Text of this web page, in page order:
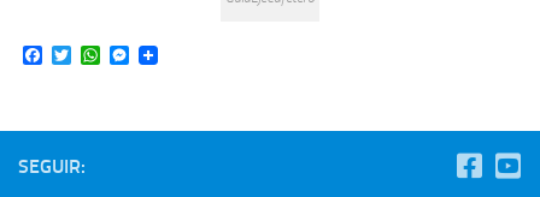
Facebook
TwitterWhatsApp
Messenger
SEGUIR: